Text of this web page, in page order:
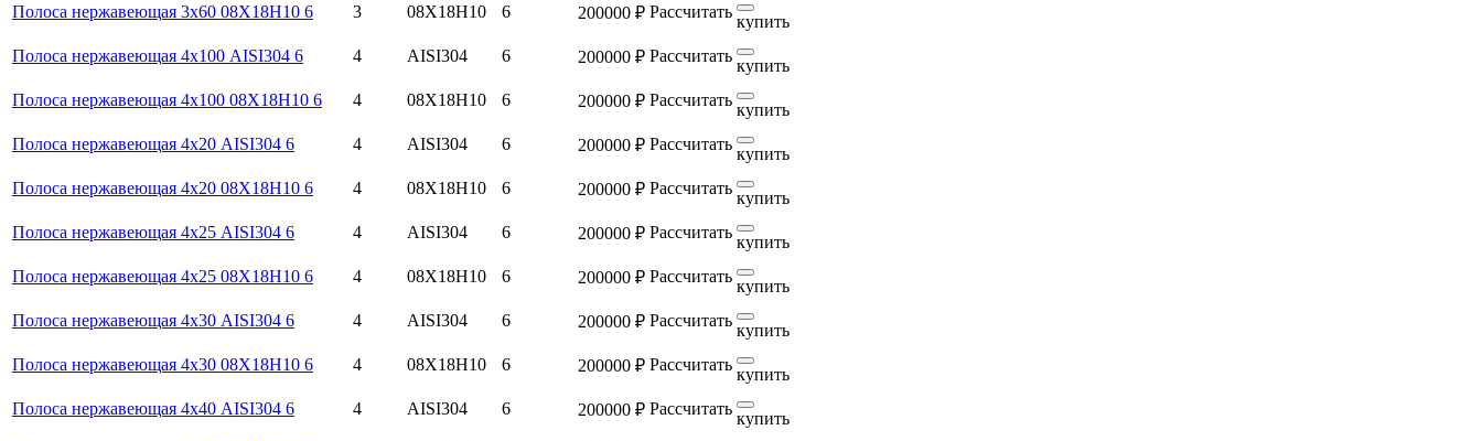
Полоса нержавеющая 3х60 08Х18Н10 6
3 08Х18Н10 6 200000 ₽ Рассчитать
купить
Полоса нержавеющая 4х100 AISI304 6
4 AISI304 6 200000 ₽ Рассчитать
купить
Полоса нержавеющая 4х100 08Х18Н10 6
4 08Х18Н10 6 200000 ₽ Рассчитать
купить
Полоса нержавеющая 4х20 AISI304 6
4 AISI304 6 200000 ₽ Рассчитать
купить
Полоса нержавеющая 4х20 08Х18Н10 6
4 08Х18Н10 6 200000 ₽ Рассчитать
купить
Полоса нержавеющая 4х25 AISI304 6
4 AISI304 6 200000 ₽ Рассчитать
купить
Полоса нержавеющая 4х25 08Х18Н10 6
4 08Х18Н10 6 200000 ₽ Рассчитать
купить
Полоса нержавеющая 4х30 AISI304 6
4 AISI304 6 200000 ₽ Рассчитать
купить
Полоса нержавеющая 4х30 08Х18Н10 6
4 08Х18Н10 6 200000 ₽ Рассчитать
купить
Полоса нержавеющая 4х40 AISI304 6
4 AISI304 6 200000 ₽ Рассчитать
купить